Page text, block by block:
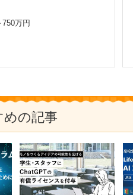
万円
めの記事